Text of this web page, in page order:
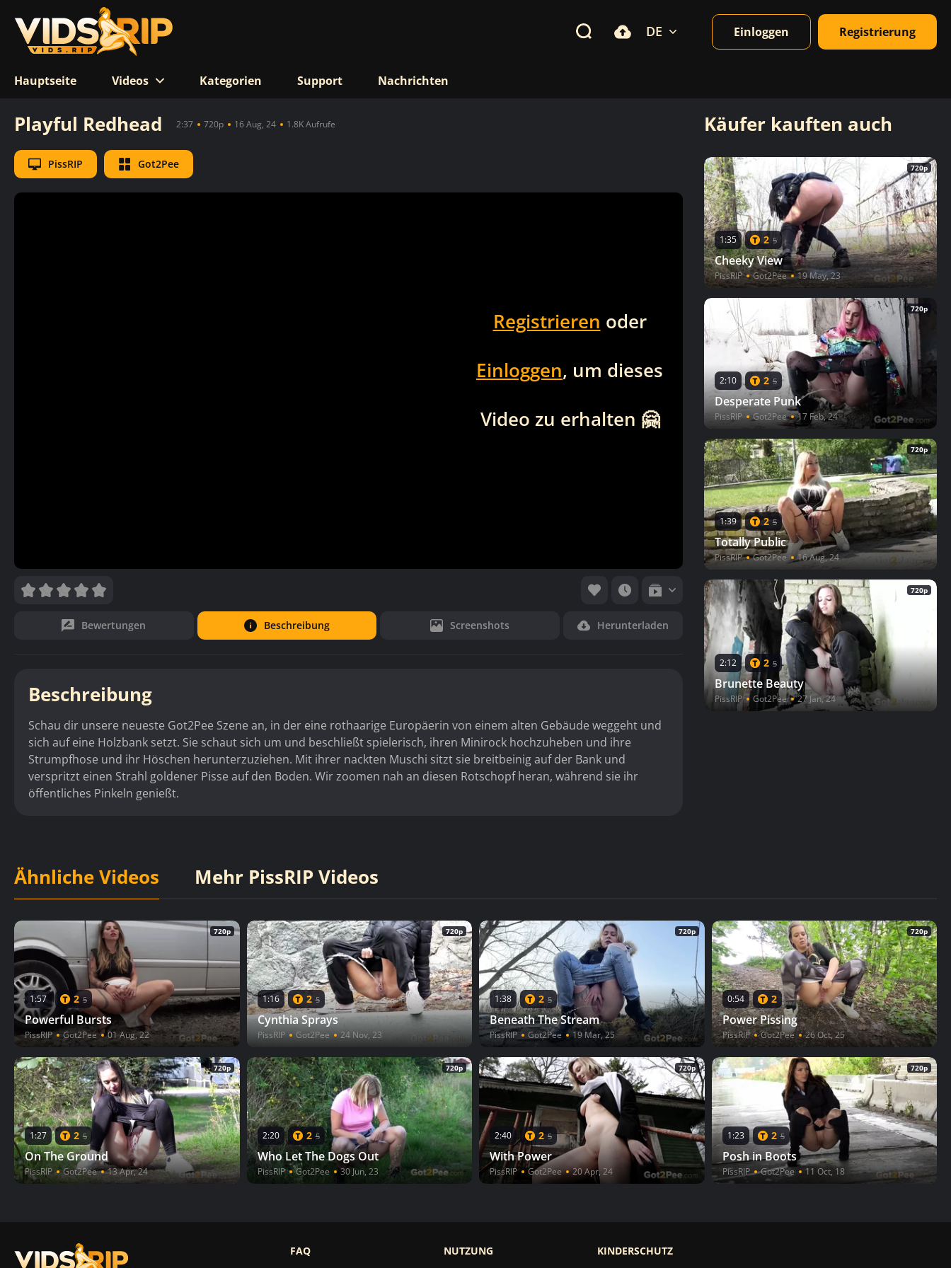
Hauptseite Videos Kategorien Support Nachrichten
DE Einloggen Registrierung
Playful Redhead 2:37 720p 16 Aug, 24 1.8K Aufrufe
PissRIP Got2Pee
Registrieren oder
Einloggen, um dieses
Video zu erhalten 🤗
Bewertungen Beschreibung Screenshots Herunterladen
Beschreibung
Schau dir unsere neueste Got2Pee Szene an, in der eine rothaarige Europäerin von einem alten Gebäude weggeht und
sich auf eine Holzbank setzt. Sie schaut sich um und beschließt spielerisch, ihren Minirock hochzuheben und ihre
Strumpfhose und ihr Höschen herunterzuziehen. Mit ihrer nackten Muschi sitzt sie breitbeinig auf der Bank und
verspritzt einen Strahl goldener Pisse auf den Boden. Wir zoomen nah an diesen Rotschopf heran, während sie ihr
öffentliches Pinkeln genießt.
Käufer kauften auch
720p
1:35 2 5
Cheeky View
PissRIP Got2Pee 19 May, 23
720p
2:10 2 5
Desperate Punk
PissRIP Got2Pee 17 Feb, 24
720p
1:39 2 5
Totally Public
PissRIP Got2Pee 16 Aug, 24
720p
2:12 2 5
Brunette Beauty
PissRIP Got2Pee 27 Jan, 24
Ähnliche Videos Mehr PissRIP Videos
720p
1:57 2 5
Powerful Bursts
PissRIP Got2Pee 01 Aug, 22
720p
1:16 2 5
Cynthia Sprays
PissRIP Got2Pee 24 Nov, 23
720p
1:38 2 5
Beneath The Stream
PissRIP Got2Pee 19 Mar, 25
720p
0:54 2
Power Pissing
PissRIP Got2Pee 26 Oct, 25
720p
1:27 2 5
On The Ground
PissRIP Got2Pee 13 Apr, 24
720p
2:20 2 5
Who Let The Dogs Out
PissRIP Got2Pee 30 Jun, 23
720p
2:40 2 5
With Power
PissRIP Got2Pee 20 Apr, 24
720p
1:23 2 5
Posh in Boots
PissRIP Got2Pee 11 Oct, 18
FAQ NUTZUNG KINDERSCHUTZ